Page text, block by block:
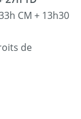
CM + 13h30
de